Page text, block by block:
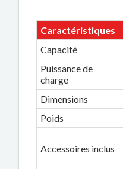
Caractéristiques
Capacité
Puissance de
charge
Dimensions
Poids
Accessoires inclus